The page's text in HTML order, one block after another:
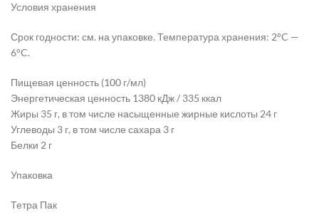
Условия хранения
Срок годности: см. на упаковке. Температура хранения: 2°C —
6°C.
Пищевая ценность (100 г/мл)
Энергетическая ценность 1380 кДж / 335 ккал
Жиры 35 г, в том числе насыщенные жирные кислоты 24 г
Углеводы 3 г, в том числе сахара 3 г
Белки 2 г
Упаковка
Тетра Пак